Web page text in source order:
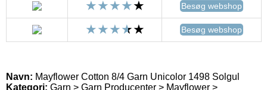
Besøg webshop
Besøg webshop
Navn: Mayflower Cotton 8/4 Garn Unicolor 1498 Solgul
Kategori: Garn > Garn Producenter > Mayflower >